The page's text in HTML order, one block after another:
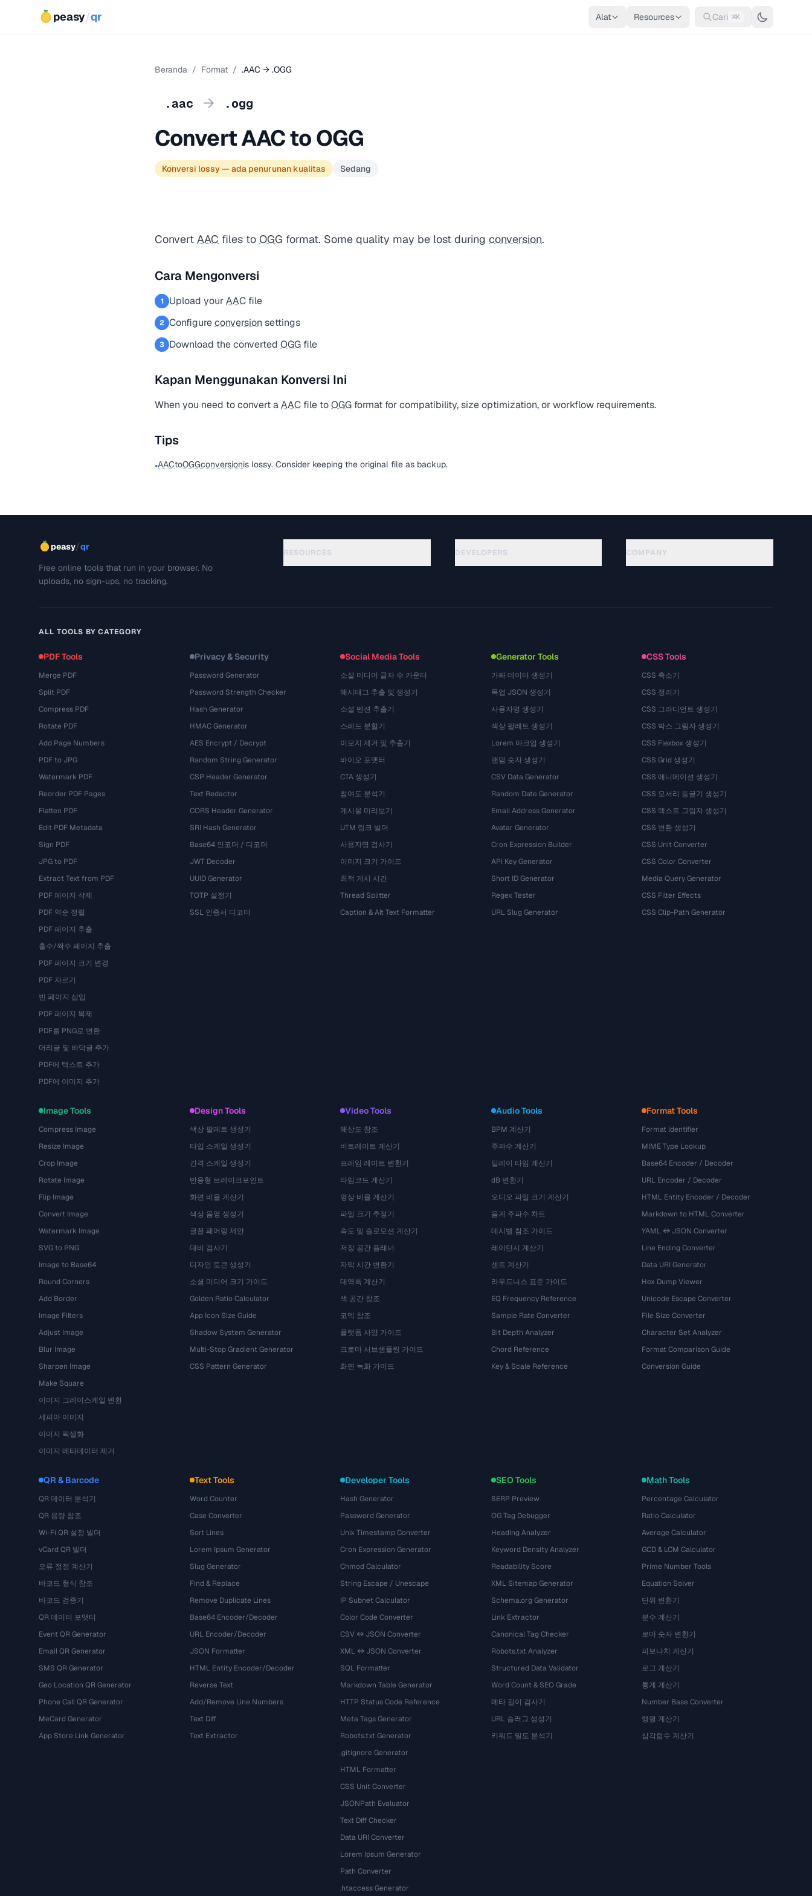
peasy/qr Alat Resources Cari ⌘K
Beranda / Format / .AAC → .OGG
.aac → .ogg
Convert AAC to OGG
Konversi lossy — ada penurunan kualitas Sedang
Convert AAC files to OGG format. Some quality may be lost during conversion.
Cara Mengonversi
1 Upload yourAAC file
2 Configureconversion settings
3 Download the converted OGG file
Kapan Menggunakan Konversi Ini
When you need to convert aAAC file toOGG format for compatibility, size optimization, or workflow requirements.
Tips
•AACtoOGGconversionis lossy. Consider keeping the original file as backup.
peasy/qr
Free online tools that run in your browser. No
uploads, no sign-ups, no tracking.
RESOURCES DEVELOPERS COMPANY
ALL TOOLS BY CATEGORY
PDF Tools
Merge PDF
Split PDF
Compress PDF
Rotate PDF
Add Page Numbers
PDF to JPG
Watermark PDF
Reorder PDF Pages
Flatten PDF
Edit PDF Metadata
Sign PDF
JPG to PDF
Extract Text from PDF
PDF 페이지 삭제
PDF 역순 정렬
PDF 페이지 추출
홀수/짝수 페이지 추출
PDF 페이지 크기 변경
PDF 자르기
빈 페이지 삽입
PDF 페이지 복제
PDF를 PNG로 변환
머리글 및 바닥글 추가
PDF에 텍스트 추가
PDF에 이미지 추가
Privacy & Security
Password Generator
Password Strength Checker
Hash Generator
HMAC Generator
AES Encrypt / Decrypt
Random String Generator
CSP Header Generator
Text Redactor
CORS Header Generator
SRI Hash Generator
Base64 인코더 / 디코더
JWT Decoder
UUID Generator
TOTP 설정기
SSL 인증서 디코더
Social Media Tools
소셜 미디어 글자 수 카운터
해시태그 추출 및 생성기
소셜 멘션 추출기
스레드 분할기
이모지 제거 및 추출기
바이오 포맷터
CTA 생성기
참여도 분석기
게시물 미리보기
UTM 링크 빌더
사용자명 검사기
이미지 크기 가이드
최적 게시 시간
Thread Splitter
Caption & Alt Text Formatter
Generator Tools
가짜 데이터 생성기
목업 JSON 생성기
사용자명 생성기
색상 팔레트 생성기
Lorem 마크업 생성기
랜덤 숫자 생성기
CSV Data Generator
Random Date Generator
Email Address Generator
Avatar Generator
Cron Expression Builder
API Key Generator
Short ID Generator
Regex Tester
URL Slug Generator
CSS Tools
CSS 축소기
CSS 정리기
CSS 그라디언트 생성기
CSS 박스 그림자 생성기
CSS Flexbox 생성기
CSS Grid 생성기
CSS 애니메이션 생성기
CSS 모서리 둥글기 생성기
CSS 텍스트 그림자 생성기
CSS 변환 생성기
CSS Unit Converter
CSS Color Converter
Media Query Generator
CSS Filter Effects
CSS Clip-Path Generator
Image Tools
Compress Image
Resize Image
Crop Image
Rotate Image
Flip Image
Convert Image
Watermark Image
SVG to PNG
Image to Base64
Round Corners
Add Border
Image Filters
Adjust Image
Blur Image
Sharpen Image
Make Square
이미지 그레이스케일 변환
세피아 이미지
이미지 픽셀화
이미지 메타데이터 제거
Design Tools
색상 팔레트 생성기
타입 스케일 생성기
간격 스케일 생성기
반응형 브레이크포인트
화면 비율 계산기
색상 음영 생성기
글꼴 페어링 제안
대비 검사기
디자인 토큰 생성기
소셜 미디어 크기 가이드
Golden Ratio Calculator
App Icon Size Guide
Shadow System Generator
Multi-Stop Gradient Generator
CSS Pattern Generator
Video Tools
해상도 참조
비트레이트 계산기
프레임 레이트 변환기
타임코드 계산기
영상 비율 계산기
파일 크기 추정기
속도 및 슬로모션 계산기
저장 공간 플래너
자막 시간 변환기
대역폭 계산기
색 공간 참조
코덱 참조
플랫폼 사양 가이드
크로마 서브샘플링 가이드
화면 녹화 가이드
Audio Tools
BPM 계산기
주파수 계산기
딜레이 타임 계산기
dB 변환기
오디오 파일 크기 계산기
음계 주파수 차트
데시벨 참조 가이드
레이턴시 계산기
센트 계산기
라우드니스 표준 가이드
EQ Frequency Reference
Sample Rate Converter
Bit Depth Analyzer
Chord Reference
Key & Scale Reference
Format Tools
Format Identifier
MIME Type Lookup
Base64 Encoder / Decoder
URL Encoder / Decoder
HTML Entity Encoder / Decoder
Markdown to HTML Converter
YAML ↔ JSON Converter
Line Ending Converter
Data URI Generator
Hex Dump Viewer
Unicode Escape Converter
File Size Converter
Character Set Analyzer
Format Comparison Guide
Conversion Guide
QR & Barcode
QR 데이터 분석기
QR 용량 참조
Wi-Fi QR 설정 빌더
vCard QR 빌더
오류 정정 계산기
바코드 형식 참조
바코드 검증기
QR 데이터 포맷터
Event QR Generator
Email QR Generator
SMS QR Generator
Geo Location QR Generator
Phone Call QR Generator
MeCard Generator
App Store Link Generator
Text Tools
Word Counter
Case Converter
Sort Lines
Lorem Ipsum Generator
Slug Generator
Find & Replace
Remove Duplicate Lines
Base64 Encoder/Decoder
URL Encoder/Decoder
JSON Formatter
HTML Entity Encoder/Decoder
Reverse Text
Add/Remove Line Numbers
Text Diff
Text Extractor
Developer Tools
Hash Generator
Password Generator
Unix Timestamp Converter
Cron Expression Generator
Chmod Calculator
String Escape / Unescape
IP Subnet Calculator
Color Code Converter
CSV ↔ JSON Converter
XML ↔ JSON Converter
SQL Formatter
Markdown Table Generator
HTTP Status Code Reference
Meta Tags Generator
Robots.txt Generator
.gitignore Generator
HTML Formatter
CSS Unit Converter
JSONPath Evaluator
Text Diff Checker
Data URI Converter
Lorem Ipsum Generator
Path Converter
.htaccess Generator
SEO Tools
SERP Preview
OG Tag Debugger
Heading Analyzer
Keyword Density Analyzer
Readability Score
XML Sitemap Generator
Schema.org Generator
Link Extractor
Canonical Tag Checker
Robots.txt Analyzer
Structured Data Validator
Word Count & SEO Grade
메타 길이 검사기
URL 슬러그 생성기
키워드 밀도 분석기
Math Tools
Percentage Calculator
Ratio Calculator
Average Calculator
GCD & LCM Calculator
Prime Number Tools
Equation Solver
단위 변환기
분수 계산기
로마 숫자 변환기
피보나치 계산기
로그 계산기
통계 계산기
Number Base Converter
행렬 계산기
삼각함수 계산기